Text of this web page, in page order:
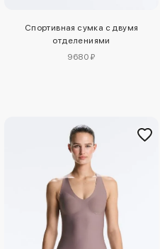
Спортивная сумка с двумя
отделениями
9680 ₽